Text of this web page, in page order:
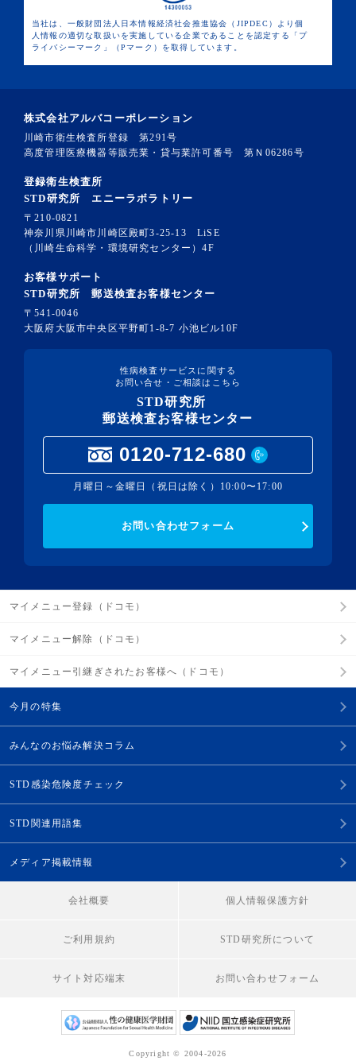
当社は、一般財団法人日本情報経済社会推進協会（JIPDEC）より個
人情報の適切な取扱いを実施している企業であることを認定する「プ
ライバシーマーク」（Pマーク）を取得しています。
株式会社アルバコーポレーション
川崎市衛生検査所登録 第291号
高度管理医療機器等販売業・貸与業許可番号 第Ｎ06286号
登録衛生検査所
STD研究所 エニーラボラトリー
〒210-0821
神奈川県川崎市川崎区殿町3-25-13 LiSE
（川崎生命科学・環境研究センター）4F
お客様サポート
STD研究所 郵送検査お客様センター
〒541-0046
大阪府大阪市中央区平野町1-8-7 小池ビル10F
性病検査サービスに関する
お問い合せ・ご相談はこちら
STD研究所
郵送検査お客様センター
0120-712-680
月曜日～金曜日（祝日は除く）10:00〜17:00
お問い合わせフォーム
マイメニュー登録（ドコモ）
マイメニュー解除（ドコモ）
マイメニュー引継ぎされたお客様へ（ドコモ）
今月の特集
みんなのお悩み解決コラム
STD感染危険度チェック
STD関連用語集
メディア掲載情報
会社概要 個人情報保護方針
ご利用規約 STD研究所について
サイト対応端末 お問い合わせフォーム
Copyright © 2004-2026